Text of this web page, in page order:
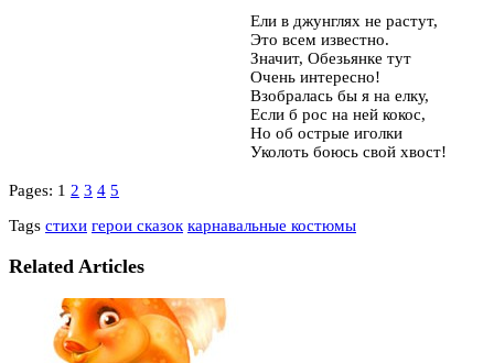
Ели в джунглях не растут,
Это всем известно.
Значит, Обезьянке тут
Очень интересно!
Взобралась бы я на елку,
Если б рос на ней кокос,
Но об острые иголки
Уколоть боюсь свой хвост!
Pages: 1 2 3 4 5
Tags стихи герои сказок карнавальные костюмы
Related Articles